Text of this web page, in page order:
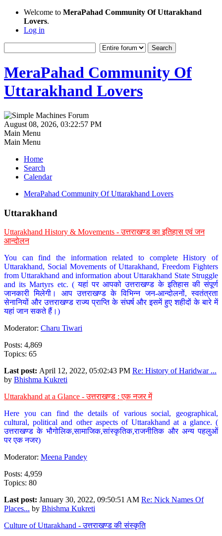
Welcome to MeraPahad Community Of Uttarakhand
Lovers.
Log in
MeraPahad Community Of
Uttarakhand Lovers
August 08, 2026, 03:22:57 PM
Main Menu
Main Menu
Home
Search
Calendar
MeraPahad Community Of Uttarakhand Lovers
Uttarakhand
Uttarakhand History & Movements - उत्तराखण्ड का इतिहास एवं जन
आन्दोलन
You can find the information related to complete History of
Uttarakhand, Social Movements of Uttarakhand, Freedom Fighters
from Uttarakhand and information about Uttarakhand State Struggle
and its Martyrs etc. ( यहां पर आपको उत्तराखण्ड के इतिहास की संपूर्ण
जानकारी मिलेगी। आप उत्तराखण्ड के विभिन्न जन-आन्दोलनों, स्वतंत्रता
सेनानियों और उत्तराखण्ड राज्य प्राप्ति के संघर्ष और इसमें हुए शहीदों के बारे में
यहां जान सकते हैं।)
Moderator: Charu Tiwari
Posts: 4,869
Topics: 65
Last post: April 12, 2022, 05:02:43 PM Re: History of Haridwar ...
by Bhishma Kukreti
Uttarakhand at a Glance - उत्तराखण्ड : एक नजर में
Here you can find the details of various social, geographical,
cultural, political and other aspects of Uttarakhand at a glance. (
उत्तराखण्ड के भौगोलिक,सामाजिक,सांस्कृतिक,राजनीतिक और अन्य पहलुओं
पर एक नजर)
Moderator: Meena Pandey
Posts: 4,959
Topics: 80
Last post: January 30, 2022, 09:50:51 AM Re: Nick Names Of
Places... by Bhishma Kukreti
Culture of Uttarakhand - उत्तराखण्ड की संस्कृति